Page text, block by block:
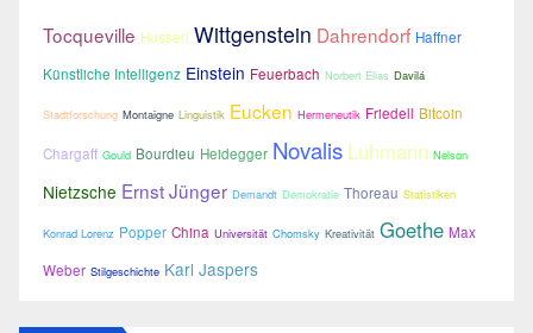
Tocqueville Husserl Wittgenstein Dahrendorf Haffner
Künstliche Intelligenz Einstein Feuerbach Norbert Elias Davilá
Stadtforschung Montaigne Linguistik Eucken Hermeneutik Friedell Bitcoin
Chargaff Gould Bourdieu Heidegger Novalis Luhmann Nelson
Nietzsche Ernst Jünger Demandt Demokratie Thoreau Statistiken
Konrad Lorenz Popper China Universität Chomsky Kreativität Goethe Max
Weber Stilgeschichte Karl Jaspers